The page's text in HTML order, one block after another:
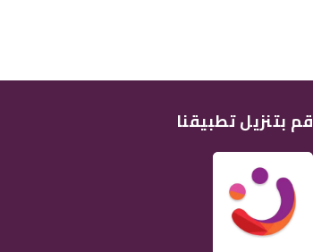
قم بتنزيل تطبيقنا